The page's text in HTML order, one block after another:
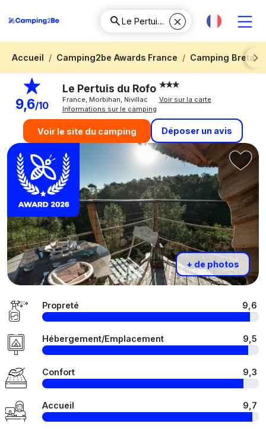
Accueil Camping2be Awards France
Camping
Next
9,6/10
Le Pertuis du Rofo
France, Morbihan, Nivillac
Voir sur la carte
Informations sur le camping
Voir le site du camping Déposer un avis
+ de photos
Propreté 9,6
Hébergement/Emplacement 9,5
Confort 9,3
Accueil 9,7